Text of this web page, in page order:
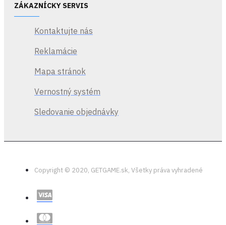
ZÁKAZNÍCKY SERVIS
Kontaktujte nás
Reklamácie
Mapa stránok
Vernostný systém
Sledovanie objednávky
Copyright © 2020, GETGAME.sk, Všetky práva vyhradené